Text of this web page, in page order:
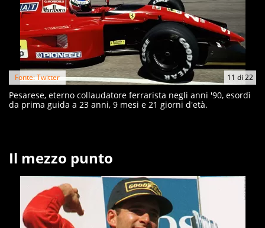
11 di 22
Fonte: Twitter
Pesarese, eterno collaudatore ferrarista negli anni '90, esordì
da prima guida a 23 anni, 9 mesi e 21 giorni d'età.
Il mezzo punto